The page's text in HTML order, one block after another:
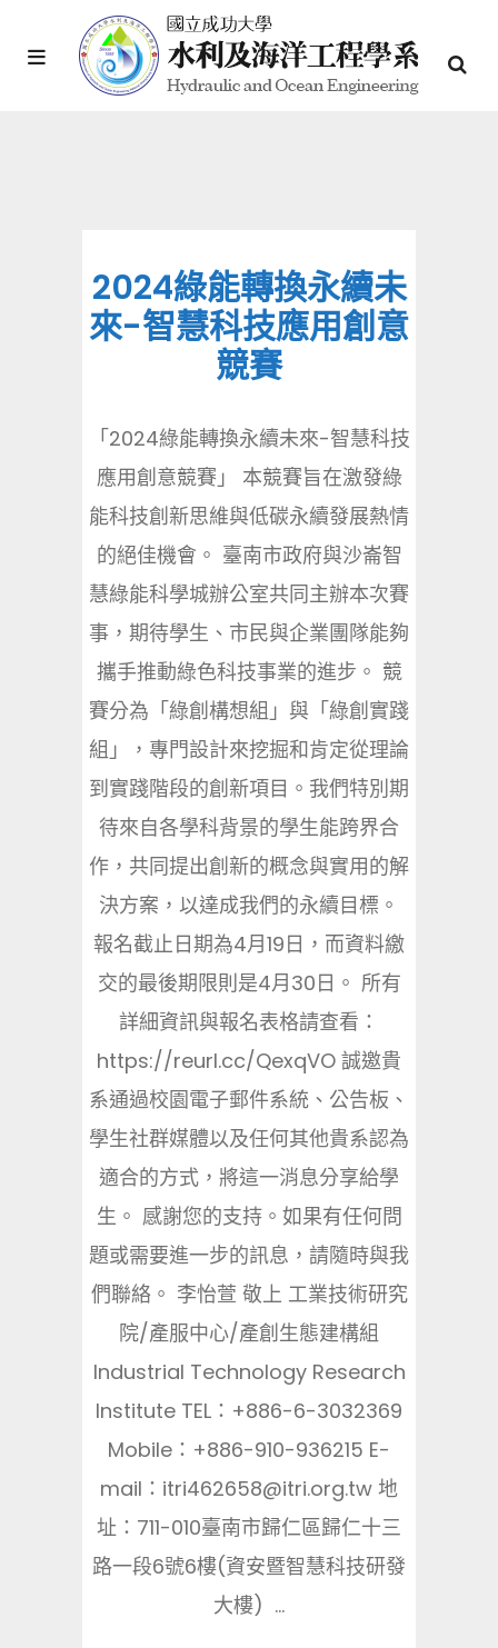
2024綠能轉換永續未
來-智慧科技應用創意
競賽
「2024綠能轉換永續未來-智慧科技
應用創意競賽」 本競賽旨在激發綠
能科技創新思維與低碳永續發展熱情
的絕佳機會。 臺南市政府與沙崙智
慧綠能科學城辦公室共同主辦本次賽
事，期待學生、市民與企業團隊能夠
攜手推動綠色科技事業的進步。 競
賽分為「綠創構想組」與「綠創實踐
組」，專門設計來挖掘和肯定從理論
到實踐階段的創新項目。我們特別期
待來自各學科背景的學生能跨界合
作，共同提出創新的概念與實用的解
決方案，以達成我們的永續目標。
報名截止日期為4月19日，而資料繳
交的最後期限則是4月30日。 所有
詳細資訊與報名表格請查看：
https://reurl.cc/QexqVO 誠邀貴
系通過校園電子郵件系統、公告板、
學生社群媒體以及任何其他貴系認為
適合的方式，將這一消息分享給學
生。 感謝您的支持。如果有任何問
題或需要進一步的訊息，請隨時與我
們聯絡。 李怡萱 敬上 工業技術研究
院/產服中心/產創生態建構組
Industrial Technology Research
Institute TEL：+886-6-3032369
Mobile：+886-910-936215 E-
mail：itri462658@itri.org.tw 地
址：711-010臺南市歸仁區歸仁十三
路一段6號6樓(資安暨智慧科技研發
大樓) ...